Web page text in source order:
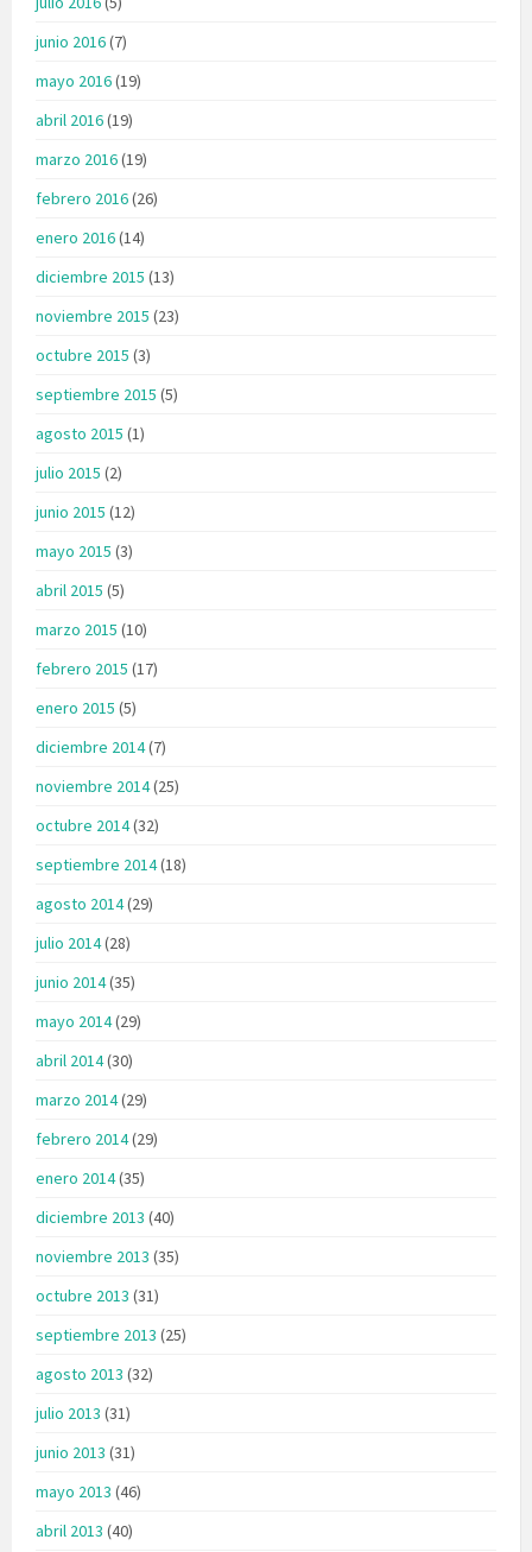
junio 2016(7)
mayo 2016(19)
abril 2016(19)
marzo 2016(19)
febrero 2016(26)
enero 2016(14)
diciembre 2015 (13)
noviembre 2015 (23)
octubre 2015 (3)
septiembre 2015 (5)
agosto 2015 (1)
julio 2015 (2)
junio 2015 (12)
mayo 2015 (3)
abril 2015 (5)
marzo 2015 (10)
febrero 2015 (17)
enero 2015 (5)
diciembre 2014(7)
noviembre 2014(25)
octubre 2014(32)
septiembre 2014(18)
agosto 2014(29)
julio 2014(28)
junio 2014(35)
mayo 2014(29)
abril 2014(30)
marzo 2014(29)
febrero 2014(29)
enero 2014(35)
diciembre 2013 (40)
noviembre 2013 (35)
octubre 2013 (31)
septiembre 2013 (25)
agosto 2013 (32)
julio 2013 (31)
junio 2013 (31)
mayo 2013 (46)
abril 2013 (40)